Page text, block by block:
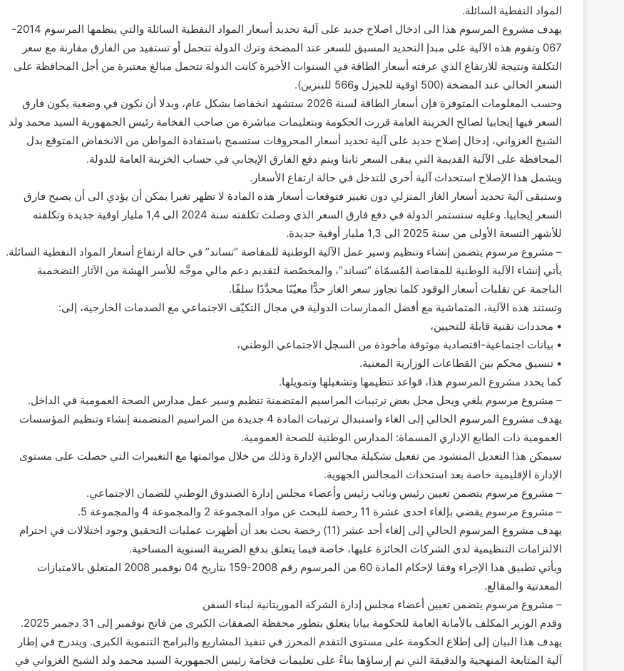
المواد النفطية السائلة.
يهدف مشروع المرسوم هذا الى ادخال اصلاح جديد على آلية تحديد أسعار المواد النفطية السائلة والتي ينظمها المرسوم 2014-
067 وتقوم هذه الآلية على مبدإ التحديد المسبق للسعر عند المضخة وترك الدولة تتحمل أو تستفيد من الفارق مقارنة مع سعر
التكلفة ونتيجة للارتفاع الذي عرفته أسعار الطاقة في السنوات الأخيرة كانت الدولة تتحمل مبالغ معتبرة من أجل المحافظة على
السعر الحالي عند المضخة (500 اوقية للجيزل و566 للبنزين).
وحسب المعلومات المتوفرة فإن أسعار الطاقة لسنة 2026 ستشهد انخفاضا بشكل عام، وبدلا أن نكون في وضعية يكون فارق
السعر فيها إيجابيا لصالح الخزينة العامة قررت الحكومة وبتعليمات مباشرة من صاحب الفخامة رئيس الجمهورية السيد محمد ولد
الشيخ الغزواني، إدخال إصلاح جديد على آلية تحديد أسعار المحروقات ستسمح باستفادة المواطن من الانخفاض المتوقع بدل
المحافظة على الآلية القديمة التي يبقى السعر ثابتا ويتم دفع الفارق الإيجابي في حساب الخزينة العامة للدولة.
ويشمل هذا الإصلاح استحداث آلية أخرى للتدخل في حالة ارتفاع الأسعار.
وستبقى آلية تحديد أسعار الغاز المنزلي دون تغيير فتوقعات أسعار هذه المادة لا تظهر تغيرا يمكن أن يؤدي الى أن يصبح فارق
السعر إيجابيا. وعليه ستستمر الدولة في دفع فارق السعر الذي وصلت تكلفته سنة 2024 الى 1,4 مليار اوقية جديدة وتكلفته
للأشهر التسعة الأولى من سنة 2025 الى 1,3 مليار أوقية جديدة.
– مشروع مرسوم يتضمن إنشاء وتنظيم وسير عمل الآلية الوطنية للمقاصة “تساند” في حالة ارتفاع أسعار المواد النفطية السائلة.
يأتي إنشاء الآلية الوطنية للمقاصة المُسمّاة “تساند”، والمخصّصة لتقديم دعم مالي موجَّه للأسر الهشة من الآثار التضخمية
الناجمة عن تقلبات أسعار الوقود كلما تجاوز سعر الغاز حدًّا معيّنًا محدَّدًا سلفًا.
وتستند هذه الآلية، المتماشية مع أفضل الممارسات الدولية في مجال التكيّف الاجتماعي مع الصدمات الخارجية، إلى:
• محددات تقنية قابلة للتحيين،
• بيانات اجتماعية-اقتصادية موثوقة مأخوذة من السجل الاجتماعي الوطني،
• تنسيق محكم بين القطاعات الوزارية المعنية.
كما يحدد مشروع المرسوم هذا، قواعد تنظيمها وتشغيلها وتمويلها.
– مشروع مرسوم يلغي ويحل محل بعض ترتيبات المراسيم المتضمنة تنظيم وسير عمل مدارس الصحة العمومية في الداخل.
يهدف مشروع المرسوم الحالي إلى الغاء واستبدال ترتيبات المادة 4 جديدة من المراسيم المتضمنة إنشاء وتنظيم المؤسسات
العمومية ذات الطابع الإداري المسماة: المدارس الوطنية للصحة العمومية.
سيمكن هذا التعديل المنشود من تفعيل تشكيلة مجالس الإدارة وذلك من خلال موائمتها مع التغييرات التي حصلت على مستوى
الإدارة الإقليمية خاصة بعد استحداث المجالس الجهوية.
– مشروع مرسوم يتضمن تعيين رئيس ونائب رئيس وأعضاء مجلس إدارة الصندوق الوطني للضمان الاجتماعي.
– مشروع مرسوم يقضي بإلغاء احدى عشرة 11 رخصة للبحث عن مواد المجموعة 2 والمجموعة 4 والمجموعة 5.
يهدف مشروع المرسوم الحالي إلى إلغاء أحد عشر (11) رخصة بحث بعد أن أظهرت عمليات التحقيق وجود اختلالات في احترام
الالتزامات التنظيمية لدى الشركات الحائزة عليها، خاصة فيما يتعلق بدفع الضريبة السنوية المساحية.
ويأتي تطبيق هذا الإجراء وفقا لإحكام المادة 60 من المرسوم رقم 2008-159 بتاريخ 04 نوفمبر 2008 المتعلق بالامتيازات
المعدنية والمقالع.
– مشروع مرسوم يتضمن تعيين أعضاء مجلس إدارة الشركة الموريتانية لبناء السفن
وقدم الوزير المكلف بالأمانة العامة للحكومة بيانا يتعلق بتطور محفظة الصفقات الكبرى من فاتح نوفمبر إلى 31 دجمبر 2025.
يهدف هذا البيان إلى إطلاع الحكومة على مستوى التقدم المحرز في تنفيذ المشاريع والبرامج التنموية الكبرى. ويندرج في إطار
آلية المتابعة المنهجية والدقيقة التي تم إرساؤها بناءً على تعليمات فخامة رئيس الجمهورية السيد محمد ولد الشيخ الغزواني في